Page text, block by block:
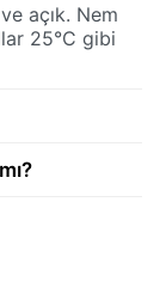
açık. Nem
25°C gibi